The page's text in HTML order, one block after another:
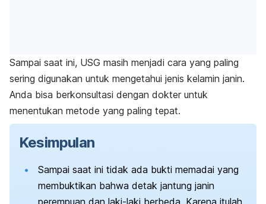
Sampai saat ini, USG masih menjadi cara yang paling
sering digunakan untuk mengetahui jenis kelamin janin.
Anda bisa berkonsultasi dengan dokter untuk
menentukan metode yang paling tepat.
Kesimpulan
Sampai saat ini tidak ada bukti memadai yang
membuktikan bahwa detak jantung janin